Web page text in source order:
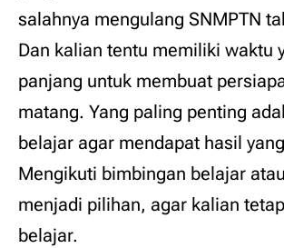
salahnya mengulang SNMPTN
Dan kalian tentu memiliki waktu
panjang untuk membuat
matang. Yang paling penting
belajar agar mendapat hasil
Mengikuti bimbingan belajar
menjadi pilihan, agar kalian
belajar.